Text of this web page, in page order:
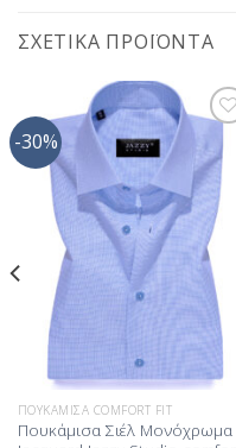
ΣΧΕΤΙΚΆ ΠΡΟΪΌΝΤΑ
-30%
στη Λίστα
Επιθυμίας
ΠΟΥΚΆΜΙΣΑ COMFORT FIT
Πουκάμισα Σιέλ Μονόχρωμα